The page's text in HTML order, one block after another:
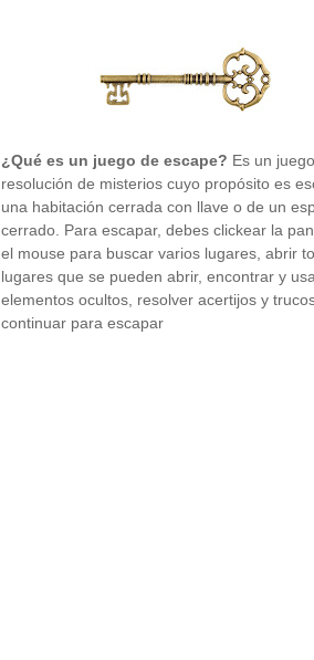
¿Qué es un juego de escape? Es un
resolución de misterios cuyo propósito es
una habitación cerrada con llave o de un
cerrado. Para escapar, debes clickear la
el mouse para buscar varios lugares, abrir
lugares que se pueden abrir, encontrar y
elementos ocultos, resolver acertijos y
continuar para escapar